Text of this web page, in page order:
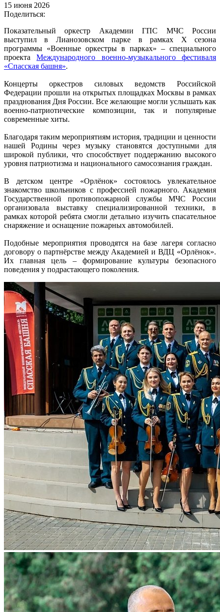
15 июня 2026
Поделиться:
Показательный оркестр Академии ГПС МЧС России
выступил в Лианозовском парке в рамках X сезона
программы «Военные оркестры в парках» – специального
проектаМеждународного военно-музыкального фестиваля
«Спасская башня».
Концерты оркестров силовых ведомств Российской
Федерации прошли на открытых площадках Москвы в рамках
празднования Дня России. Все желающие могли услышать как
военно-патриотические композиции, так и популярные
современные хиты.
Благодаря таким мероприятиям история, традиции и ценности
нашей Родины через музыку становятся доступными для
широкой публики, что способствует поддержанию высокого
уровня патриотизма и национального самосознания граждан.
В детском центре «Орлёнок» состоялось увлекательное
знакомство школьников с профессией пожарного. Академия
Государственной противопожарной службы МЧС России
организовала выставку специализированной техники, в
рамках которой ребята смогли детально изучить спасательное
снаряжение и оснащение пожарных автомобилей.
Подобные мероприятия проводятся на базе лагеря согласно
договору о партнёрстве между Академией и ВДЦ «Орлёнок».
Их главная цель – формирование культуры безопасного
поведения у подрастающего поколения.